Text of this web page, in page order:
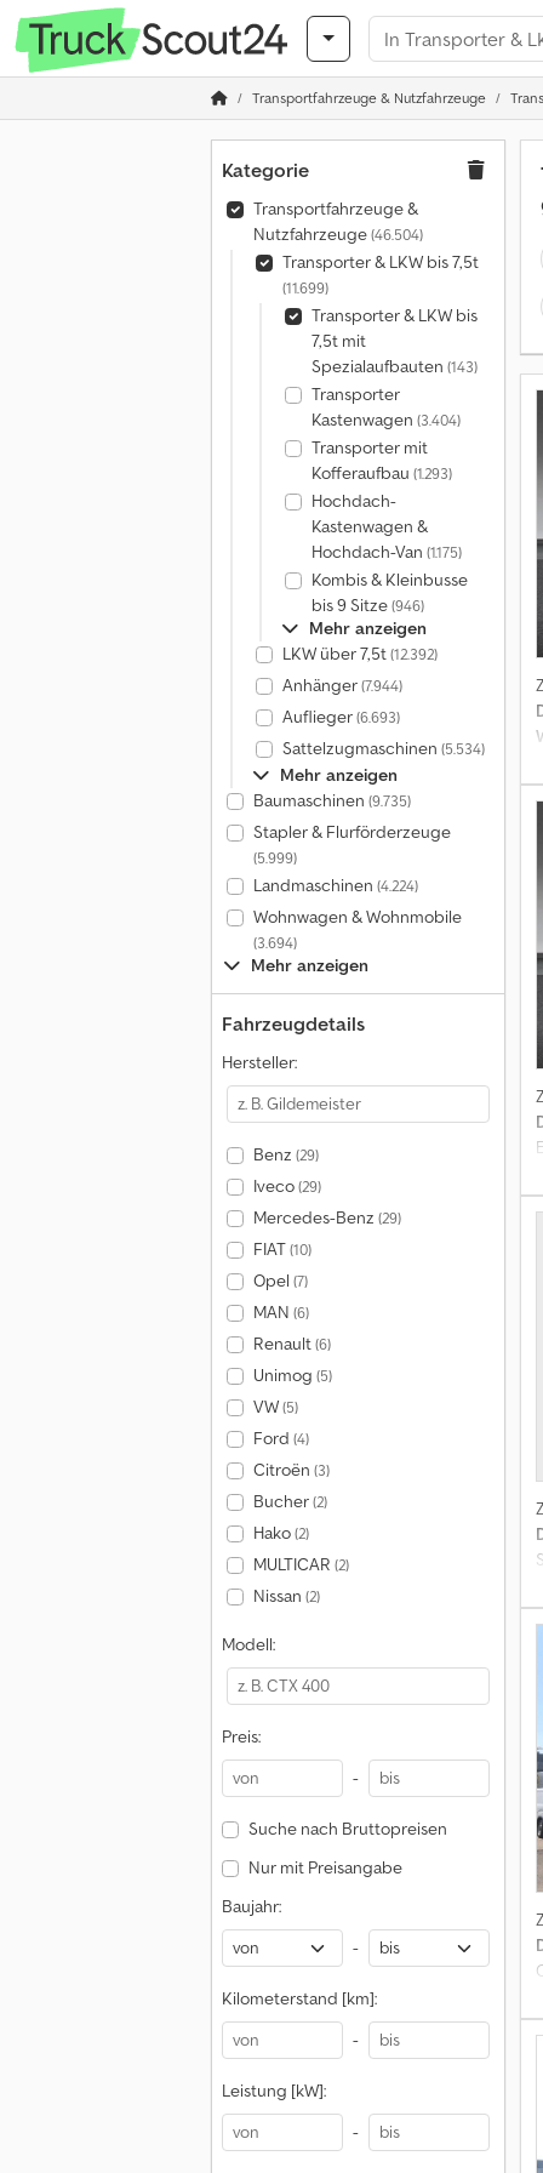
Transportfahrzeuge & Nutzfahrzeuge
Kategorie
Transportfahrzeuge &
Nutzfahrzeuge(46.504)
Transporter & LKW bis 7,5t
(11.699)
Transporter & LKW bis
7,5t mit
Spezialaufbauten (143)
Transporter
Kastenwagen (3.404)
Transporter mit
Kofferaufbau (1.293)
Hochdach-
Kastenwagen &
Hochdach-Van (1.175)
Kombis & Kleinbusse
bis 9 Sitze(946)
Mehr anzeigen
LKW über 7,5t(12.392)
Anhänger(7.944)
Auflieger(6.693)
Sattelzugmaschinen (5.534)
Mehr anzeigen
Baumaschinen (9.735)
Stapler & Flurförderzeuge
(5.999)
Landmaschinen (4.224)
Wohnwagen & Wohnmobile
(3.694)
Mehr anzeigen
Fahrzeugdetails
Hersteller:
Benz (29)
Iveco(29)
Mercedes-Benz (29)
FIAT(10)
Opel (7)
MAN (6)
Renault(6)
Unimog (5)
VW(5)
Ford (4)
Citroën (3)
Bucher(2)
Hako(2)
MULTICAR (2)
Nissan (2)
Modell:
Preis:
-
Suche nach Bruttopreisen
Nur mit Preisangabe
Baujahr:
-
Kilometerstand [km]:
-
Leistung [kW]:
-